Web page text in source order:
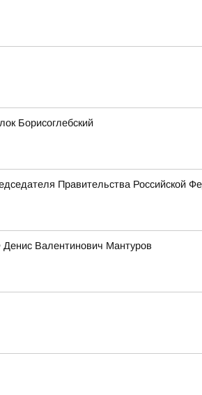
Борисоглебский
Правительства Российской
Валентинович Мантуров